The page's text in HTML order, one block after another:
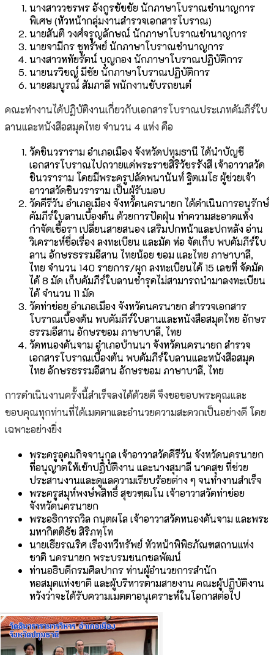
นางสาววชรพร อังกูรชัชชัย นักภาษาโบราณชำนาญการ
พิเศษ (หัวหน้ากลุ่มงานสำรวจเอกสารโบราณ)
นายสันติ วงศ์จรูญลักษณ์ นักภาษาโบราณชำนาญการ
นายจามีกร ชูทรัพย์ นักภาษาโบราณชำนาญการ
นางสาวหทัยรัตน์ บุญกอง นักภาษาโบราณปฏิบัติการ
นายนรวิชญ์ มีชัย นักภาษาโบราณปฏิบัติการ
นายสมบูรณ์ สัมภาลี พนักงานขับรถยนต์
คณะทำงานได้ปฏิบัติงานเกี่ยวกับเอกสารโบราณประเภทคัมภีร์ใบ
ลานและหนังสือสมุดไทย จำนวน 4 แห่ง คือ
วัดชินวราราม อำเภอเมือง จังหวัดปทุมธานี ได้นำบัญชี
เอกสารโบราณไปถวายแด่พระราชสิริวัชรรังสี เจ้าอาวาสวัด
ชินวราราม โดยมีพระครูปลัดพนานันท์ ฐิตเมโธ ผู้ช่วยเจ้า
อาวาสวัดชินวราราม เป็นผู้รับมอบ
วัดคีรีวัน อำเภอเมือง จังหวัดนครนายก ได้ดำเนินการอนุรักษ์
คัมภีร์ใบลานเบื้องต้น ด้วยการปัดฝุ่น ทำความสะอาดแห้ง
กำจัดเชื้อรา เปลี่ยนสายสนอง เสริมปกหน้าและปกหลัง อ่าน
วิเคราะห์ชื่อเรื่อง ลงทะเบียน และมัด ห่อ จัดเก็บ พบคัมภีร์ใบ
ลาน อักษรธรรมอีสาน ไทยน้อย ขอม และไทย ภาษาบาลี,
ไทย จำนวน 140 รายการ/ผูก ลงทะเบียนได้ 15 เลขที่ จัดมัด
ได้ 8 มัด เก็บคัมภีร์ใบลานชำรุดไม่สามารถนำมาลงทะเบียน
ได้ จำนวน 11 มัด
วัดท่าข่อย อำเภอเมือง จังหวัดนครนายก สำรวจเอกสาร
โบราณเบื้องต้น พบคัมภีร์ใบลานและหนังสือสมุดไทย อักษร
ธรรมอีสาน อักษรขอม ภาษาบาลี, ไทย
วัดหนองคันจาม อำเภอบ้านนา จังหวัดนครนายก สำรวจ
เอกสารโบราณเบื้องต้น พบคัมภีร์ใบลานและหนังสือสมุด
ไทย อักษรธรรมอีสาน อักษรขอม ภาษาบาลี, ไทย
การดำเนินงานครั้งนี้สำเร็จลงได้ด้วยดี จึงขอขอบพระคุณและ
ขอบคุณทุกท่านที่ได้เมตตาและอำนวยความสะดวกเป็นอย่างดี โดย
เฉพาะอย่างยิ่ง
พระครูอุดมกิจจานุกุล เจ้าอาวาสวัดคีรีวัน จังหวัดนครนายก
ที่อนุญาตให้เข้าปฏิบัติงาน และนางสุมาลี นาคสุข ที่ช่วย
ประสานงานและดูแลความเรียบร้อยต่าง ๆ จนทำงานสำเร็จ
พระครูสมุห์พงษ์พสิทธิ์ สุขวฑฺฒโน เจ้าอาวาสวัดท่าข่อย
จังหวัดนครนายก
พระอธิการถวิล กนฺตผโล เจ้าอาวาสวัดหนองคันจาม และพระ
มหากิตติธัช สิริภทฺโท
นายเธียรณริศ เรืองทวีทรัพย์ หัวหน้าพิพิธภัณฑสถานแห่ง
ชาติ นครนายก พระบรมชนกชลพัฒน์
ท่านอธิบดีกรมศิลปากร ท่านผู้อำนวยการสำนัก
หอสมุดแห่งชาติ และผู้บริหารตามสายงาน คณะผู้ปฏิบัติงาน
หวังว่าจะได้รับความเมตตาอนุเคราะห์ในโอกาสต่อไป